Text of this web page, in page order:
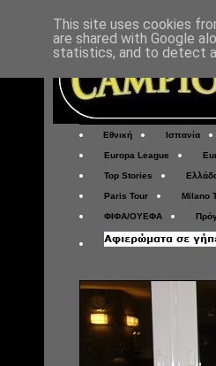
Εθνική Ισπανία
Europa League
Top Stories
Paris Tour Milano
ΦΙΦΑ/ΟΥΕΦΑ
This site uses cookies
are shared with Google
statistics, and to detect